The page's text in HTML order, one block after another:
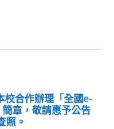
校合作辦理「全國e-
章，敬請惠予公告
照。